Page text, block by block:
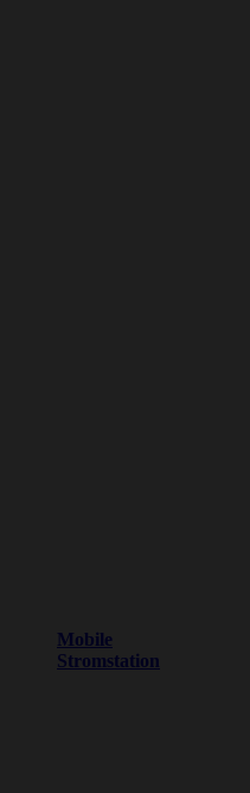
Mobile
Stromstation